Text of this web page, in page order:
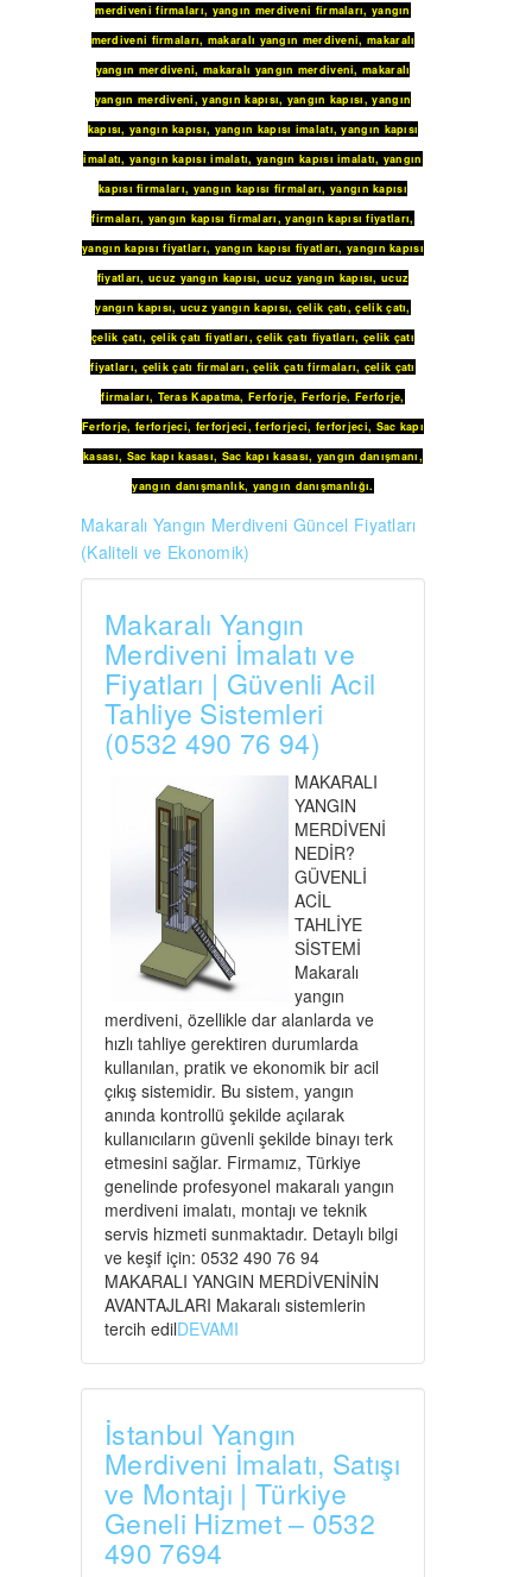
merdiveni firmaları, yangın merdiveni firmaları, yangın
merdiveni firmaları, makaralı yangın merdiveni,makaralı
yangın merdiveni, makaralı yangın merdiveni,makaralı
yangın merdiveni,yangın kapısı, yangın kapısı,yangın
kapısı,yangın kapısı, yangın kapısı imalatı,yangın kapısı
imalatı,yangın kapısı imalatı, yangın kapısı imalatı, yangın
kapısı firmaları, yangın kapısı firmaları,yangın kapısı
firmaları, yangın kapısı firmaları,yangın kapısı fiyatları,
yangın kapısı fiyatları, yangın kapısı fiyatları,yangın kapısı
fiyatları,ucuz yangın kapısı,ucuz yangın kapısı,ucuz
yangın kapısı, ucuz yangın kapısı, çelik çatı,çelik çatı,
çelik çatı, çelik çatı fiyatları,çelik çatı fiyatları, çelik çatı
fiyatları, çelik çatı firmaları,çelik çatı firmaları, çelik çatı
firmaları, Teras Kapatma,Ferforje,Ferforje,Ferforje,
Ferforje,ferforjeci, ferforjeci,ferforjeci, ferforjeci, Sac kapı
kasası, Sac kapı kasası, Sac kapı kasası, yangın danışmanı,
yangın danışmanlık, yangın danışmanlığı.
Makaralı Yangın Merdiveni Güncel Fiyatları
(Kaliteli ve Ekonomik)
Makaralı Yangın
Merdiveni İmalatı ve
Fiyatları | Güvenli Acil
Tahliye Sistemleri
(0532 490 76 94)
MAKARALI
YANGIN
MERDİVENİ
NEDİR?
GÜVENLİ
ACİL
TAHLİYE
SİSTEMİ
Makaralı
yangın
merdiveni, özellikle dar alanlarda ve
hızlı tahliye gerektiren durumlarda
kullanılan, pratik ve ekonomik bir acil
çıkış sistemidir. Bu sistem, yangın
anında kontrollü şekilde açılarak
kullanıcıların güvenli şekilde binayı terk
etmesini sağlar. Firmamız, Türkiye
genelinde profesyonel makaralı yangın
merdiveni imalatı, montajı ve teknik
servis hizmeti sunmaktadır. Detaylı bilgi
ve keşif için: 0532 490 76 94
MAKARALI YANGIN MERDİVENİNİN
AVANTAJLARI Makaralı sistemlerin
tercih edilDEVAMI
İstanbul Yangın
Merdiveni İmalatı, Satışı
ve Montajı | Türkiye
Geneli Hizmet – 0532
490 7694